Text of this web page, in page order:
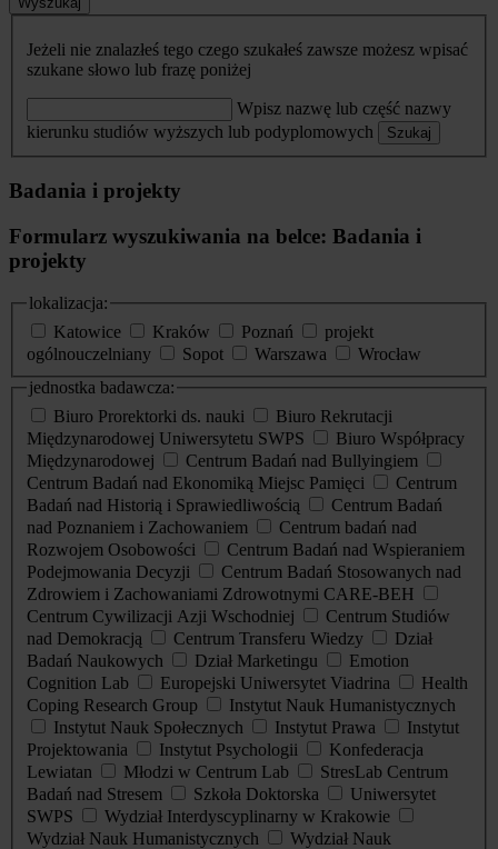
Jeżeli nie znalazłeś tego czego szukałeś zawsze możesz wpisać
szukane słowo lub frazę poniżej
Wpisz nazwę lub część nazwy
kierunku studiów wyższych lub podyplomowych
Szukaj
Badania i projekty
Formularz wyszukiwania na belce: Badania i
projekty
lokalizacja:
Katowice
Kraków Poznań
projekt
ogólnouczelniany
Sopot Warszawa
Wrocław
jednostka badawcza:
Biuro Prorektorki ds. nauki
Biuro Rekrutacji
Międzynarodowej Uniwersytetu SWPS
Biuro Współpracy
Międzynarodowej
Centrum Badań nad Bullyingiem
Centrum Badań nad Ekonomiką Miejsc Pamięci
Centrum
Badań nad Historią i Sprawiedliwością
Centrum Badań
nad Poznaniem i Zachowaniem
Centrum badań nad
Rozwojem Osobowości
Centrum Badań nad Wspieraniem
Podejmowania Decyzji
Centrum Badań Stosowanych nad
Zdrowiem i Zachowaniami Zdrowotnymi CARE-BEH
Centrum Cywilizacji Azji Wschodniej
Centrum Studiów
nad Demokracją
Centrum Transferu Wiedzy
Dział
Badań Naukowych
Dział Marketingu
Emotion
Cognition Lab
Europejski Uniwersytet Viadrina
Health
Coping Research Group
Instytut Nauk Humanistycznych
Instytut Nauk Społecznych
Instytut Prawa
Instytut
Projektowania
Instytut Psychologii
Konfederacja
Lewiatan
Młodzi w Centrum Lab
StresLab Centrum
Badań nad Stresem
Szkoła Doktorska
Uniwersytet
SWPS
Wydział Interdyscyplinarny w Krakowie
Wydział Nauk Humanistycznych
Wydział Nauk